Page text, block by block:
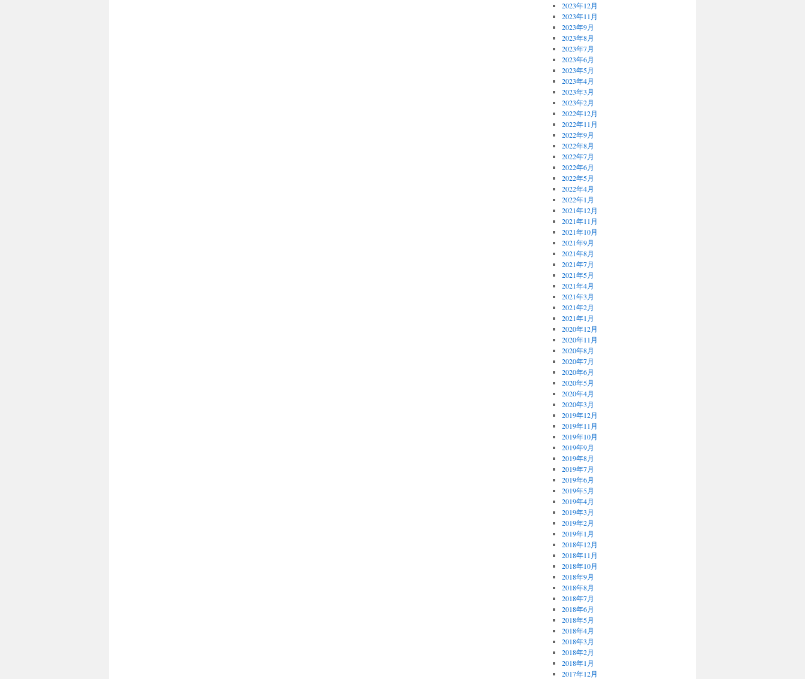
2023年12月
2023年11月
2023年9月
2023年8月
2023年7月
2023年6月
2023年5月
2023年4月
2023年3月
2023年2月
2022年12月
2022年11月
2022年9月
2022年8月
2022年7月
2022年6月
2022年5月
2022年4月
2022年1月
2021年12月
2021年11月
2021年10月
2021年9月
2021年8月
2021年7月
2021年5月
2021年4月
2021年3月
2021年2月
2021年1月
2020年12月
2020年11月
2020年8月
2020年7月
2020年6月
2020年5月
2020年4月
2020年3月
2019年12月
2019年11月
2019年10月
2019年9月
2019年8月
2019年7月
2019年6月
2019年5月
2019年4月
2019年3月
2019年2月
2019年1月
2018年12月
2018年11月
2018年10月
2018年9月
2018年8月
2018年7月
2018年6月
2018年5月
2018年4月
2018年3月
2018年2月
2018年1月
2017年12月